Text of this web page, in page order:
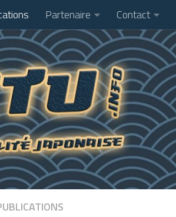
Partenaire Contact